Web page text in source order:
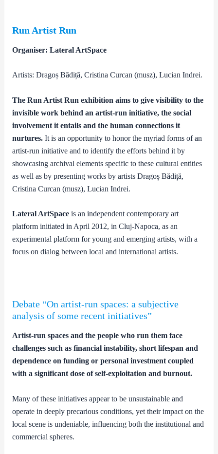
Run Artist Run
Organiser: Lateral ArtSpace
Artists: Dragoș Bădiță, Cristina Curcan (musz), Lucian Indrei.
The Run Artist Run exhibition aims to give visibility to the
invisible work behind an artist-run initiative, the social
involvement it entails and the human connections it
nurtures. It is an opportunity to honor the myriad forms of an
artist-run initiative and to identify the efforts behind it by
showcasing archival elements specific to these cultural entities
as well as by presenting works by artists Dragoș Bădiță,
Cristina Curcan (musz), Lucian Indrei.
Lateral ArtSpaceis an independent contemporary art
platform initiated in April 2012, in Cluj-Napoca, as an
experimental platform for young and emerging artists, with a
focus on dialog between local and international artists.
Debate “On artist-run spaces: a subjective
analysis of some recent initiatives”
Artist-run spaces and the people who run them face
challenges such as financial instability, short lifespan and
dependence on funding or personal investment coupled
with a significant dose of self-exploitation and burnout.
Many of these initiatives appear to be unsustainable and
operate in deeply precarious conditions, yet their impact on the
local scene is undeniable, influencing both the institutional and
commercial spheres.